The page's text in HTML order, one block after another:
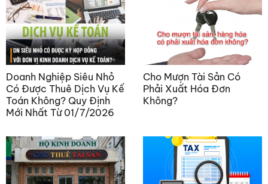
Doanh Nghiệp Siêu Nhỏ
Có Được Thuê Dịch Vụ Kế
Toán Không? Quy Định
Mới Nhất Từ 01/7/2026
Cho Mượn Tài Sản Có
Phải Xuất Hóa Đơn
Không?